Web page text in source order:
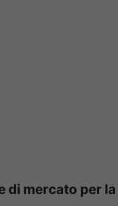
di mercato per